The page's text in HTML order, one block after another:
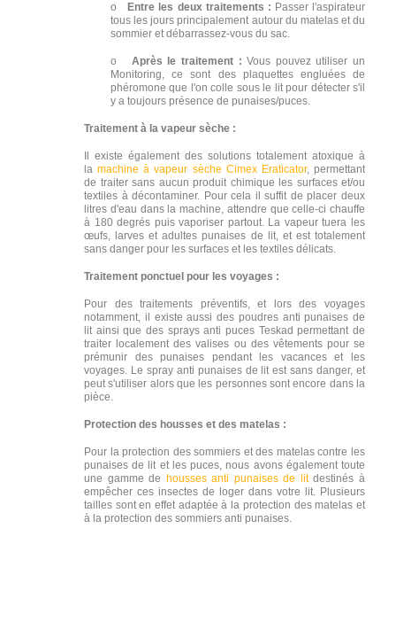
o Entre les deux traitements : Passer l'aspirateur
tous les jours principalement autour du matelas et du
sommier et débarrassez-vous du sac.
o Après le traitement :Vous pouvez utiliser un
Monitoring, ce sont des plaquettes engluées de
phéromone que l'on colle sous le lit pour détecter s'il
y a toujours présence de punaises/puces.
Traitement à la vapeur sèche :
Il existe également des solutions totalement atoxique à
lamachine à vapeur sèche Cimex Eraticator, permettant
de traiter sans aucun produit chimique les surfaces et/ou
textiles à décontaminer. Pour cela il suffit de placer deux
litres d'eau dans la machine, attendre que celle-ci chauffe
à 180 degrés puis vaporiser partout. La vapeur tuera les
œufs, larves et adultes punaises de lit, et est totalement
sans danger pour les surfaces et les textiles délicats.
Traitement ponctuel pour les voyages :
Pour des traitements préventifs, et lors des voyages
notamment, il existe aussi des poudres anti punaises de
lit ainsi que des sprays anti puces Teskad permettant de
traiter localement des valises ou des vêtements pour se
prémunir des punaises pendant les vacances et les
voyages. Le spray anti punaises de lit est sans danger, et
peut s'utiliser alors que les personnes sont encore dans la
pièce.
Protection des housses et des matelas :
Pour la protection des sommiers et des matelas contre les
punaises de lit et les puces, nous avons également toute
une gamme de housses anti punaises de litdestinés à
empêcher ces insectes de loger dans votre lit. Plusieurs
tailles sont en effet adaptée à la protection des matelas et
à la protection des sommiers anti punaises.